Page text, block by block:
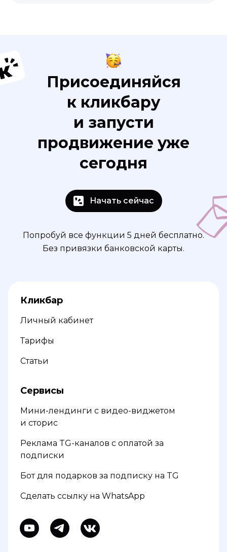
Присоединяйся
к кликбару
и запусти
продвижение уже
сегодня
Начать сейчас
Попробуй все функции 5 дней бесплатно.
Без привязки банковской карты.
Кликбар
Личный кабинет
Тарифы
Статьи
Сервисы
Мини-лендинги с видео-виджетом
и сторис
Реклама TG-каналов с оплатой за
подписки
Бот для подарков за подписку на TG
Сделать ссылку на WhatsApp